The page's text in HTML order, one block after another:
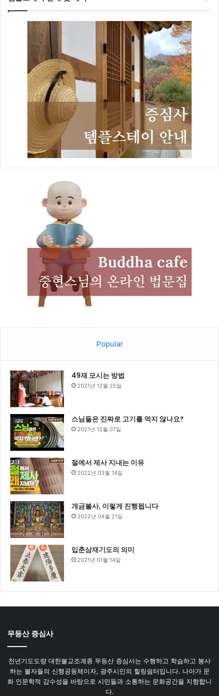
Popular
49재 모시는 방법
2021년 12월 25일
스님들은 진짜로 고기를 먹지 않나요?
2021년 12월 07일
절에서 제사 지내는 이유
2022년 03월 14일
개금불사, 이렇게 진행됩니다
2022년 04월 21일
입춘삼재기도의 의미
2021년 01월 14일
무등산 증심사
천년기도도량 대한불교조계종 무등산 증심사는 수행하고 학습하고 봉사
하는 불자들의 신행공동체이자, 광주시민의 힐링쉼터입니다. 나아가 문
화 인문학적 감수성을 바탕으로 시민들과 소통하는 문화공간을 지향합니
다.